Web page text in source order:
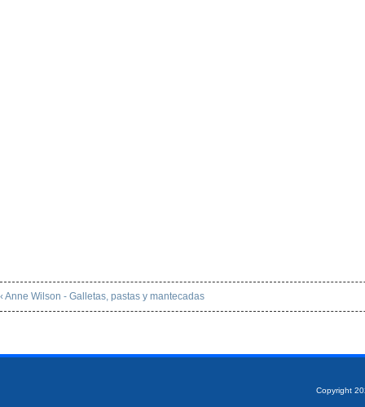
‹ Anne Wilson - Galletas, pastas y mantecadas
Copyright